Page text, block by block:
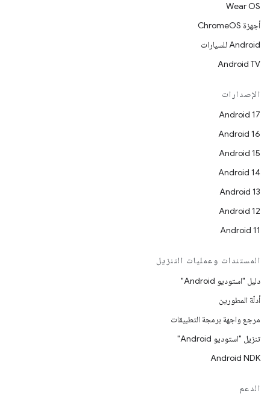
Wear OS
أجهزة ChromeOS
Android للسيارات
Android TV
الإصدارات
Android 17
Android 16
Android 15
Android 14
Android 13
Android 12
Android 11
المستندات وعمليات التنزيل
دليل "استوديو Android"
أدلّة المطورين
مرجع واجهة برمجة التطبيقات
تنزيل "استوديو Android"
Android NDK
الدعم